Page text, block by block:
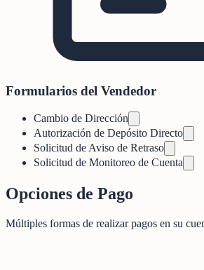
Formularios del Vendedor
Cambio de Dirección
Autorización de Depósito Directo
Solicitud de Aviso de Retraso
Solicitud de Monitoreo de Cuenta
Opciones de Pago
Múltiples formas de realizar pagos en su